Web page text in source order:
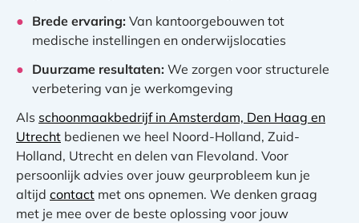
Brede ervaring: Van kantoorgebouwen tot
medische instellingen en onderwijslocaties
Duurzame resultaten: We zorgen voor structurele
verbetering van je werkomgeving
Als schoonmaakbedrijf in Amsterdam, Den Haag en
Utrecht bedienen we heel Noord-Holland, Zuid-
Holland, Utrecht en delen van Flevoland. Voor
persoonlijk advies over jouw geurprobleem kun je
altijd contact met ons opnemen. We denken graag
met je mee over de beste oplossing voor jouw